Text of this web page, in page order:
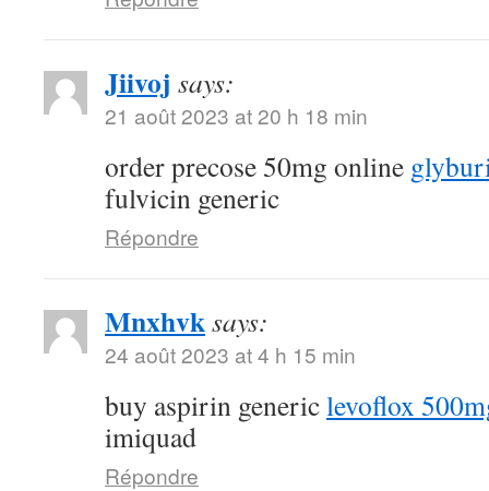
Jiivoj says:
21 août 2023 at 20 h 18 min
order precose 50mg online
fulvicin generic
Répondre
Mnxhvksays:
24 août 2023 at 4 h 15 min
buy aspirin genericlevoflox
imiquad
Répondre